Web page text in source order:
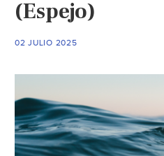
(Espejo)
02 JULIO 2025